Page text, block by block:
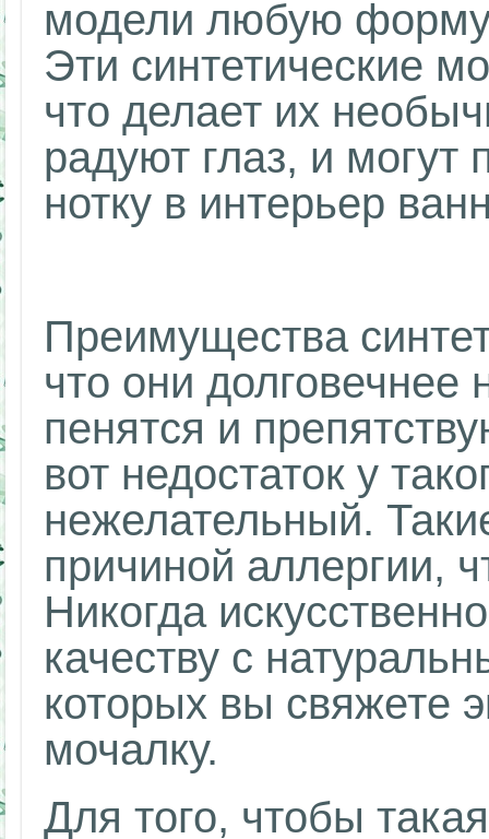
модели любую форму
Эти синтетические
что делает их
радуют глаз, и могут
нотку в интерьер
Преимущества
что они долговечнее
пенятся и
вот недостаток у
нежелательный.
причиной аллергии,
Никогда
качеству с
которых вы свяжете
мочалку.
Для того, чтобы